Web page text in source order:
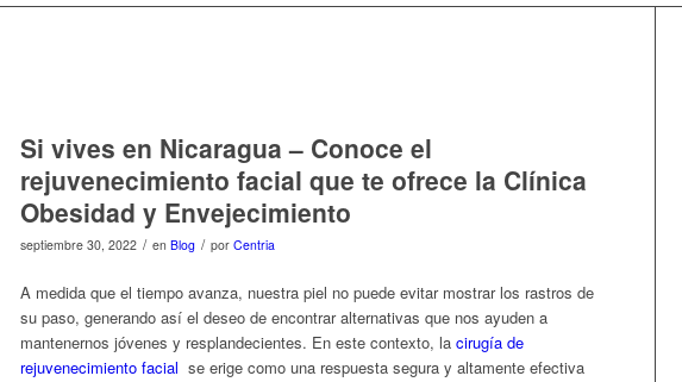
Si vives en Nicaragua – Conoce el
rejuvenecimiento facial que te ofrece la Clínica
Obesidad y Envejecimiento
septiembre 30, 2022 / en Blog / por Centria
A medida que el tiempo avanza, nuestra piel no puede evitar mostrar los rastros de
su paso, generando así el deseo de encontrar alternativas que nos ayuden a
mantenernos jóvenes y resplandecientes. En este contexto, la cirugía de
rejuvenecimiento facial se erige como una respuesta segura y altamente efectiva